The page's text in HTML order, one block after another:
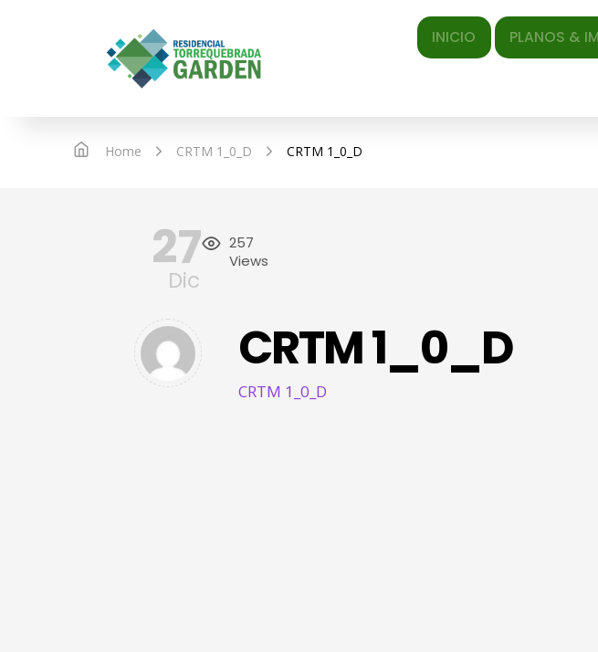
INICIO PLANOS & IMAGENES
Home CRTM 1_0_D CRTM 1_0_D
27
Dic
257
Views
CRTM 1_0_D
CRTM 1_0_D